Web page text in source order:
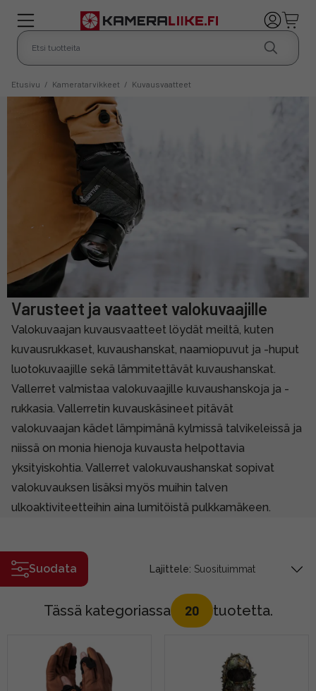
Etusivu / Kameratarvikkeet / Kuvausvaatteet
Varusteet ja vaatteet valokuvaajille
Valokuvaajan kuvausvaatteet löydät meiltä, kuten
kuvausrukkaset, kuvaushanskat, naamiopuvut ja -huput
luotokuvaajille sekä lämmitettävät kuvaushanskat.
Vallerret valmistaa valokuvaajille kuvaushanskoja ja -
rukkasia. Vallerretin kuvauskäsineet pitävät
valokuvaajan kädet lämpimänä kylmissä talvikeleissä ja
niissä on monia hienoja kuvausta helpottavia
yksityiskohtia. Vallerret valokuvaushanskat sopivat
valokuvauksen lisäksi myös muihin talven
ulkoaktiviteetteihin aina lumitöistä pulkkamäkeen.
Suodata Lajittele:
Tässä kategoriassa 20 tuotetta.